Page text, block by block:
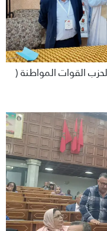
لحزب القوات المواطنة (